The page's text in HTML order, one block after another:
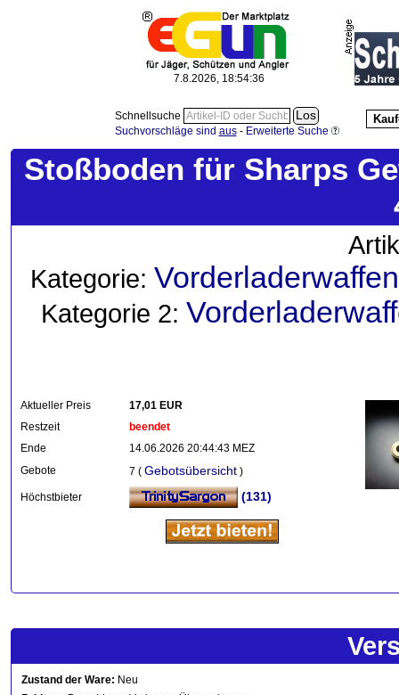
7.8.2026, 18:54:37
Schnellsuche
Suchvorschläge sind aus- Erweiterte Suche
Stoßboden für Sharps
Kategorie: Vorderladerwaffen
Kategorie 2:
Aktueller Preis
17,01 EUR
Restzeit
beendet
Ende
14.06.2026 20:44:43 MEZ
Gebote
7 ( Gebotsübersicht )
Höchstbieter (131)
Zustand der Ware: Neu